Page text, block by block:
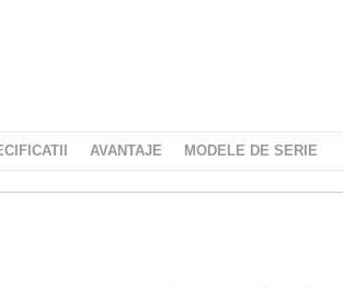
AVANTAJE MODELE DE SERIE